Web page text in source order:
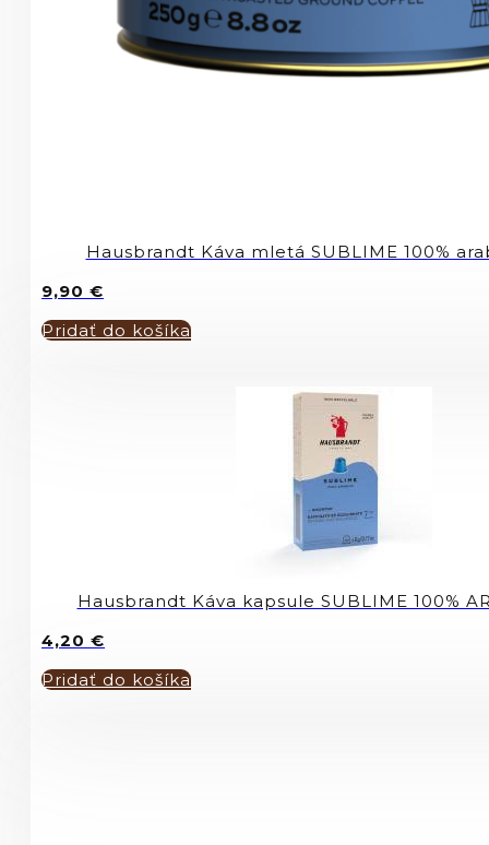
Hausbrandt Káva mletá SUBLIME 100%
9,90 €
Pridať do košíka
Hausbrandt Káva kapsule SUBLIME 100%
4,20 €
Pridať do košíka